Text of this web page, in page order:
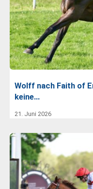
Wolff nach Faith of
keine…
21. Juni 2026